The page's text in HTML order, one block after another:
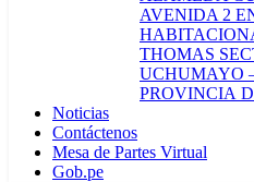
AVENIDA 2
THOMAS
UCHUMAYO
PROVINCIA
Noticias
Contáctenos
Mesa de Partes Virtual
Gob.pe